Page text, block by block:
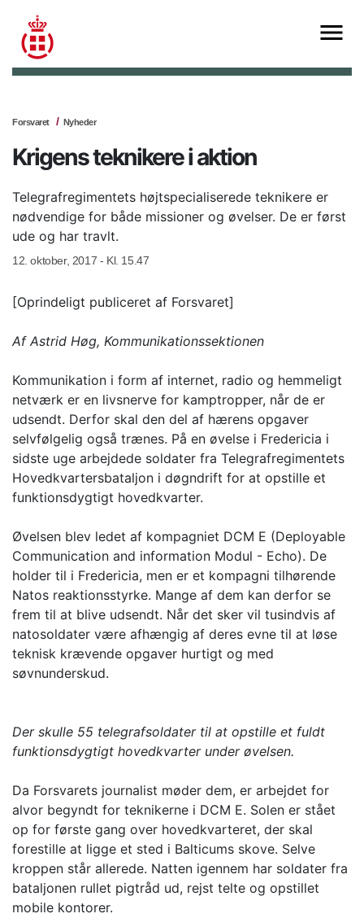
Forsvaret Nyheder
Krigens teknikere i aktion
Telegrafregimentets højtspecialiserede teknikere er
nødvendige for både missioner og øvelser. De er først
ude og har travlt.
12. oktober, 2017 - Kl. 15.47
[Oprindeligt publiceret af Forsvaret]
Af Astrid Høg, Kommunikationssektionen
Kommunikation i form af internet, radio og hemmeligt
netværk er en livsnerve for kamptropper, når de er
udsendt. Derfor skal den del af hærens opgaver
selvfølgelig også trænes. På en øvelse i Fredericia i
sidste uge arbejdede soldater fra Telegrafregimentets
Hovedkvartersbataljon i døgndrift for at opstille et
funktionsdygtigt hovedkvarter.
Øvelsen blev ledet af kompagniet DCM E (Deployable
Communication and information Modul - Echo). De
holder til i Fredericia, men er et kompagni tilhørende
Natos reaktionsstyrke. Mange af dem kan derfor se
frem til at blive udsendt. Når det sker vil tusindvis af
natosoldater være afhængig af deres evne til at løse
teknisk krævende opgaver hurtigt og med
søvnunderskud.
Der skulle 55 telegrafsoldater til at opstille et fuldt
funktionsdygtigt hovedkvarter under øvelsen.
Da Forsvarets journalist møder dem, er arbejdet for
alvor begyndt for teknikerne i DCM E. Solen er stået
op for første gang over hovedkvarteret, der skal
forestille at ligge et sted i Balticums skove. Selve
kroppen står allerede. Natten igennem har soldater fra
bataljonen rullet pigtråd ud, rejst telte og opstillet
mobile kontorer.